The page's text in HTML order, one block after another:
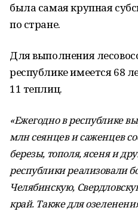
была самая крупная
по стране.
Для выполнения
республике имеется 68
11 теплиц.
«Ежегодно в республике
млн сеянцев и саженцев
березы, тополя, ясеня и
республики реализовали
Челябинскую,
край. Также для